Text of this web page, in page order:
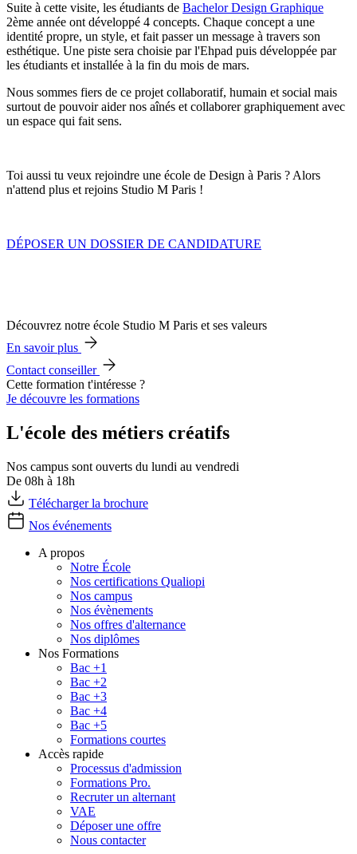
Suite à cette visite, les étudiants de Bachelor Design Graphique
2ème année ont développé 4 concepts. Chaque concept a une
identité propre, un style, et fait passer un message à travers son
esthétique. Une piste sera choisie par l'Ehpad puis développée par
les étudiants et installée à la fin du mois de mars.
Nous sommes fiers de ce projet collaboratif, humain et social mais
surtout de pouvoir aider nos aînés et collaborer graphiquement avec
un espace qui fait sens.
Toi aussi tu veux rejoindre une école de Design à Paris ? Alors
n'attend plus et rejoins Studio M Paris !
DÉPOSER UN DOSSIER DE CANDIDATURE
Découvrez notre école Studio M Paris et ses valeurs
En savoir plus
Contact conseiller
Cette formation t'intéresse ?
Je découvre les formations
L'école des métiers créatifs
Nos campus sont ouverts du lundi au vendredi
De 08h à 18h
Télécharger la brochure
Nos événements
A propos
Notre École
Nos certifications Qualiopi
Nos campus
Nos évènements
Nos offres d'alternance
Nos diplômes
Nos Formations
Bac +1
Bac +2
Bac +3
Bac +4
Bac +5
Formations courtes
Accès rapide
Processus d'admission
Formations Pro.
Recruter un alternant
VAE
Déposer une offre
Nous contacter